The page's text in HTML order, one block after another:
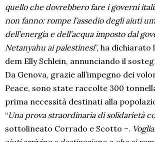
quello che dovrebbero fare i governi
non fanno: rompe l’assedio degli aiuti
dell’energia e dell’acqua imposto dal
Netanyahu ai palestinesi”, ha
dem Elly Schlein, annunciando il
Da Genova, grazie all’impegno dei
Peace, sono state raccolte 300
prima necessità destinati alla
“Una prova straordinaria di solidarietà
sottolineato Corrado e Scotto –.